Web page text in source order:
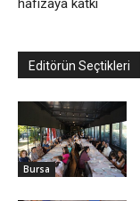
hafızaya katkı
Editörün Seçtikleri
Bursa